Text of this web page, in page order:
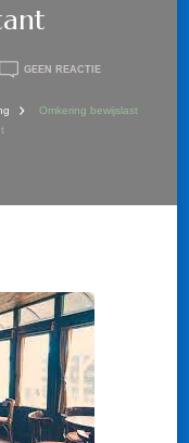
GEEN REACTIEOP
VOOR
Omkering bewijslast